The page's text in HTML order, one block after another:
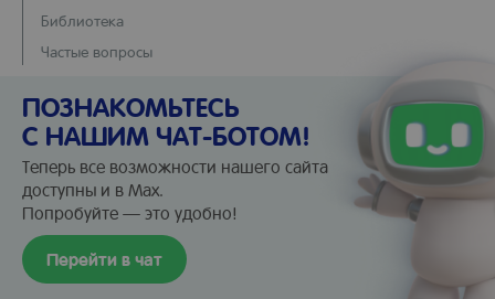
Библиотека
Частые вопросы
ПОЗНАКОМЬТЕСЬ
С НАШИМ ЧАТ-БОТОМ!
Теперь все возможности нашего сайта
доступны и в Max.
Попробуйте — это удобно!
Перейти в чат